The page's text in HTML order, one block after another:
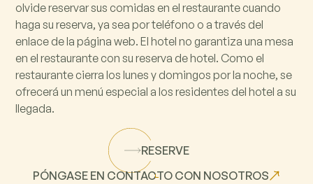
olvide reservar sus comidas en el restaurante cuando
haga su reserva, ya sea por teléfono o a través del
enlace de la página web. El hotel no garantiza una mesa
en el restaurante con su reserva de hotel. Como el
restaurante cierra los lunes y domingos por la noche, se
ofrecerá un menú especial a los residentes del hotel a su
llegada.
RESERVE
PÓNGASE EN CONTACTO CON NOSOTROS